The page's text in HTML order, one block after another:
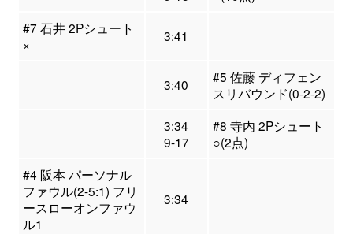
#7 石井 2Pシュート
×
3:41
3:40
#5 佐藤 ディフェン
スリバウンド(0-2-2)
3:34
9-17
#8 寺内 2Pシュート
○(2点)
#4 阪本 パーソナル
ファウル(2-5:1) フリ
ースローオンファウ
ル1
3:34